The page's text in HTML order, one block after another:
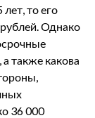
то его
Однако
также какова
36 000